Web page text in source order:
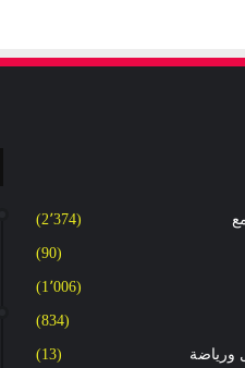
(2٬374)
(90)
(1٬006)
(834)
ورياضة (13)